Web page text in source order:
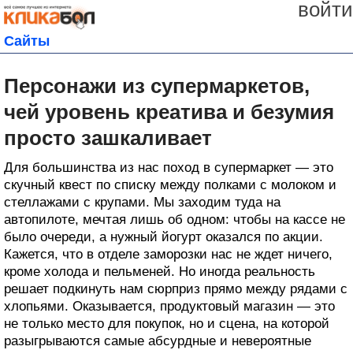
войти
Сайты
Персонажи из супермаркетов,
чей уровень креатива и безумия
просто зашкаливает
Для большинства из нас поход в супермаркет — это
скучный квест по списку между полками с молоком и
стеллажами с крупами. Мы заходим туда на
автопилоте, мечтая лишь об одном: чтобы на кассе не
было очереди, а нужный йогурт оказался по акции.
Кажется, что в отделе заморозки нас не ждет ничего,
кроме холода и пельменей. Но иногда реальность
решает подкинуть нам сюрприз прямо между рядами с
хлопьями. Оказывается, продуктовый магазин — это
не только место для покупок, но и сцена, на которой
разыгрываются самые абсурдные и невероятные